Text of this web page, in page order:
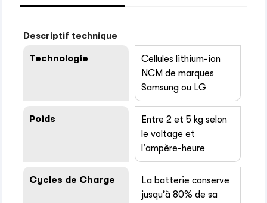
Descriptif technique
Technologie
Cellules lithium-ion
NCM de marques
Samsung ou LG
Poids
Entre 2 et 5 kg selon
le voltage et
l’ampère-heure
Cycles de Charge
La batterie conserve
jusqu’à 80% de sa